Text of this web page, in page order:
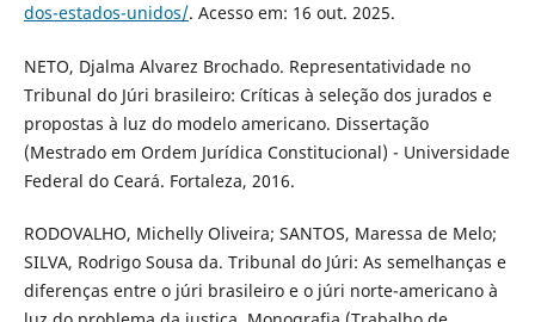
dos-estados-unidos/. Acesso em: 16 out. 2025.
NETO, Djalma Alvarez Brochado. Representatividade no
Tribunal do Júri brasileiro: Críticas à seleção dos jurados e
propostas à luz do modelo americano. Dissertação
(Mestrado em Ordem Jurídica Constitucional) - Universidade
Federal do Ceará. Fortaleza, 2016.
RODOVALHO, Michelly Oliveira; SANTOS, Maressa de Melo;
SILVA, Rodrigo Sousa da. Tribunal do Júri: As semelhanças e
diferenças entre o júri brasileiro e o júri norte-americano à